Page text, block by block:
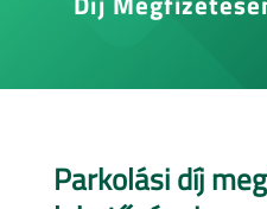
Parkolási díj